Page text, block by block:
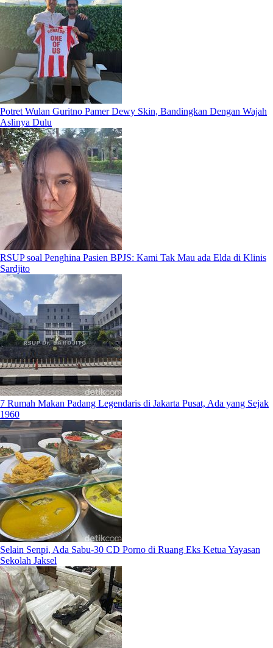
Potret Wulan Guritno Pamer Dewy Skin, Bandingkan Dengan Wajah
Aslinya Dulu
RSUP soal Penghina Pasien BPJS: Kami Tak Mau ada Elda di Klinis
Sardjito
7 Rumah Makan Padang Legendaris di Jakarta Pusat, Ada yang Sejak
1960
Selain Senpi, Ada Sabu-30 CD Porno di Ruang Eks Ketua Yayasan
Sekolah Jaksel